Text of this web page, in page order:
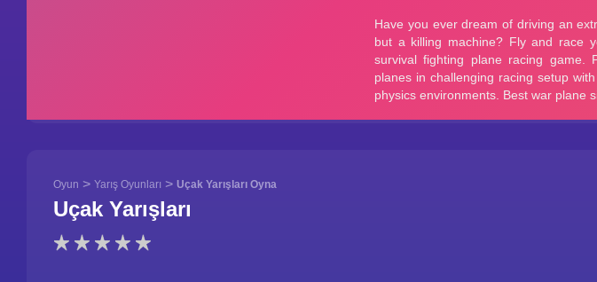
Oyun > Yarış Oyunları > Uçak Yarışları Oyna
Uçak Yarışları